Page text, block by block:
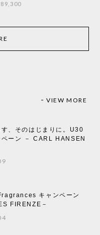
VIEW MORE
、そのはじまりに。U30
ペーン － CARL HANSEN
キャンペーン
FIRENZE－